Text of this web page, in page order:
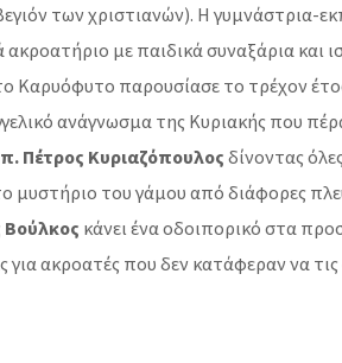
των χριστιανών). Η γυμνάστρια-
ακροατήριο με παιδικά συναξάρια
Καρυόφυτο παρουσίασε το τρέχον
ανάγνωσμα της Κυριακής που
π. Πέτρος Κυριαζόπουλος δίνοντας
μυστήριο του γάμου από διάφορες
Βούλκος κάνει ένα οδοιπορικό στα
ακροατές που δεν κατάφεραν να